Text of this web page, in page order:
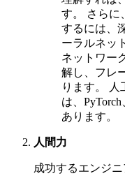
す。
さらに
するには、
ーラルネッ
ネットワー
解し、フレ
ります。
人
は、
あります。
人間力
成功するエンジ